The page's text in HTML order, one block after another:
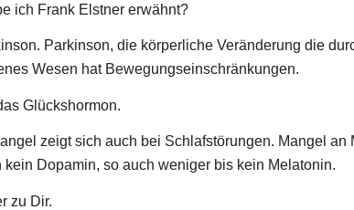
ich Frank Elstner erwähnt?
Parkinson, die körperliche Veränderung die
Wesen hat Bewegungseinschränkungen.
Glückshormon.
zeigt sich auch bei Schlafstörungen. Mangel
kein Dopamin, so auch weniger bis kein Melatonin.
zu Dir.